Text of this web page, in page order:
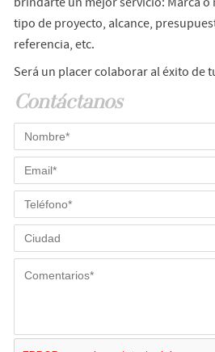
tipo de proyecto, alcance,
referencia, etc.
Será un placer colaborar al éxito de
Contáctanos